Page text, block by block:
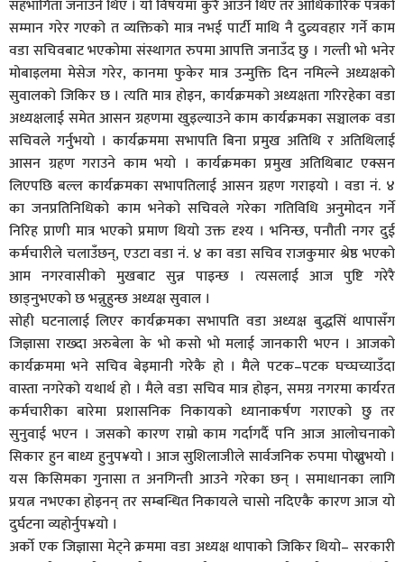
सहभागिता जनाउने थिएँ । यो विषयमा कुरै आउने थिए तर आधिकारिक पत्रको
सम्मान गरेर गएको त व्यक्तिको मात्र नभई पार्टी माथि नै दुव्र्यवहार गर्ने काम
वडा सचिवबाट भएकोमा संस्थागत रुपमा आपत्ति जनाउँद छु । गल्ती भो भनेर
मोबाइलमा मेसेज गरेर, कानमा फुकेर मात्र उन्मुक्ति दिन नमिल्ने अध्यक्षको
सुवालको जिकिर छ । त्यति मात्र होइन, कार्यक्रमको अध्यक्षता गरिरहेका वडा
अध्यक्षलाई समेत आसन ग्रहणमा खुइल्याउने काम कार्यक्रमका सञ्चालक वडा
सचिवले गर्नुभयो । कार्यक्रममा सभापति बिना प्रमुख अतिथि र अतिथिलाई
आसन ग्रहण गराउने काम भयो । कार्यक्रमका प्रमुख अतिथिबाट एक्सन
लिएपछि बल्ल कार्यक्रमका सभापतिलाई आसन ग्रहण गराइयो । वडा नं. ४
का जनप्रतिनिधिको काम भनेको सचिवले गरेका गतिविधि अनुमोदन गर्ने
निरिह प्राणी मात्र भएको प्रमाण थियो उक्त दृश्य । भनिन्छ, पनौती नगर दुई
कर्मचारीले चलाउँछन्, एउटा वडा नं. ४ का वडा सचिव राजकुमार श्रेष्ठ भएको
आम नगरवासीको मुखबाट सुन्न पाइन्छ । त्यसलाई आज पुष्टि गरेरै
छाड्नुभएको छ भन्नुहुन्छ अध्यक्ष सुवाल ।
सोही घटनालाई लिएर कार्यक्रमका सभापति वडा अध्यक्ष बुद्धसिं थापासँग
जिज्ञासा राख्दा अरुबेला के भो कसो भो मलाई जानकारी भएन । आजको
कार्यक्रममा भने सचिव बेइमानी गरेकै हो । मैले पटक–पटक घच्घच्याउँदा
वास्ता नगरेको यथार्थ हो । मैले वडा सचिव मात्र होइन, समग्र नगरमा कार्यरत
कर्मचारीका बारेमा प्रशासनिक निकायको ध्यानाकर्षण गराएको छु तर
सुनुवाई भएन । जसको कारण राम्रो काम गर्दागर्दै पनि आज आलोचनाको
सिकार हुन बाध्य हुनुप¥यो । आज सुशिलाजीले सार्वजनिक रुपमा पोख्नुभयो ।
यस किसिमका गुनासा त अनगिन्ती आउने गरेका छन् । समाधानका लागि
प्रयत्न नभएका होइनन् तर सम्बन्धित निकायले चासो नदिएकै कारण आज यो
दुर्घटना व्यहोर्नुप¥यो ।
अर्काे एक जिज्ञासा मेट्ने क्रममा वडा अध्यक्ष थापाको जिकिर थियो– सरकारी